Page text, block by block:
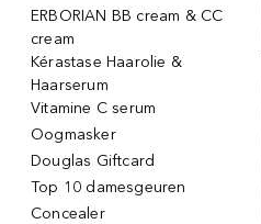
ERBORIAN BB cream & CC
cream
Kérastase Haarolie &
Haarserum
Vitamine C serum
Oogmasker
Douglas Giftcard
Top 10 damesgeuren
Concealer